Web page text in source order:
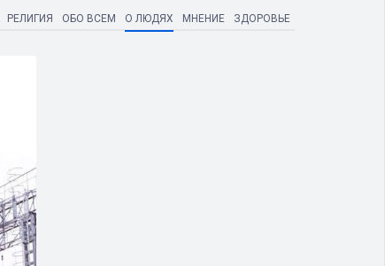
РЕЛИГИЯ ОБО ВСЕМ О ЛЮДЯХ МНЕНИЕ ЗДОРОВЬЕ